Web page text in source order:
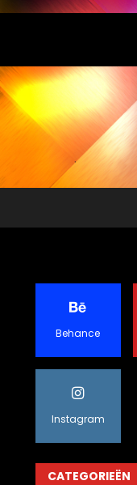
Behance
Instagram
CATEGORIEËN